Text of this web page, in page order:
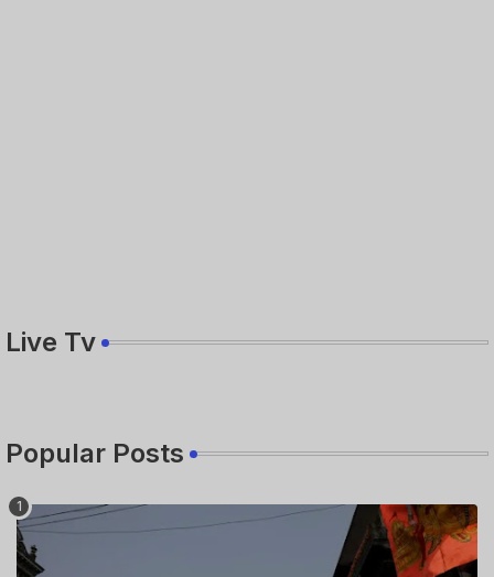
Live Tv
Popular Posts